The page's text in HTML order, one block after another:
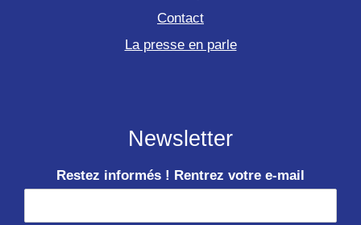
Contact
La presse en parle
Newsletter
Restez informés ! Rentrez votre e-mail